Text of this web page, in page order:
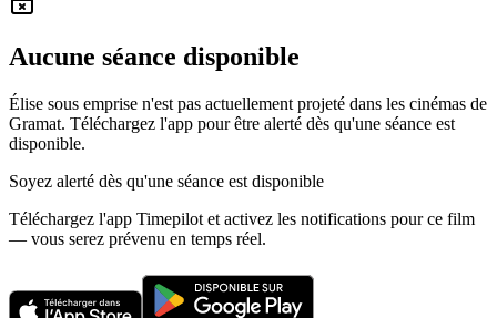
Aucune séance disponible
Élise sous emprise n'est pas actuellement projeté dans les cinémas de
Gramat. Téléchargez l'app pour être alerté dès qu'une séance est
disponible.
Soyez alerté dès qu'une séance est disponible
Téléchargez l'app Timepilot et activez les notifications pour ce film
— vous serez prévenu en temps réel.